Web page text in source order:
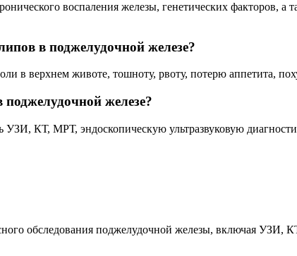
воспаления железы, генетических факторов, а
в поджелудочной железе?
в верхнем животе, тошноту, рвоту, потерю аппетита,
железе?
КТ, МРТ, эндоскопическую ультразвуковую
обследования поджелудочной железы, включая УЗИ,